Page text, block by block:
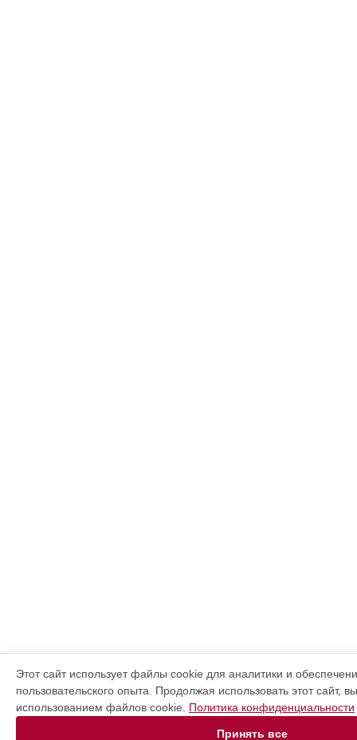
Этот сайт использует файлы cookie для аналитики и
пользовательского опыта. Продолжая использовать этот сайт,
использованием файлов cookie. Политика конфиденциальности
Принять все